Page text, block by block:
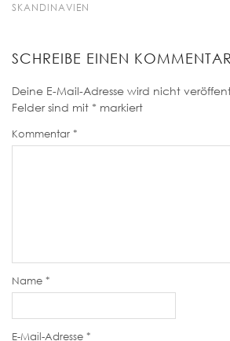
SKANDINAVIEN
SCHREIBE EINEN KOMMENTAR
Deine E-Mail-Adresse wird nicht
Felder sind mit * markiert
Kommentar *
Name *
E-Mail-Adresse *